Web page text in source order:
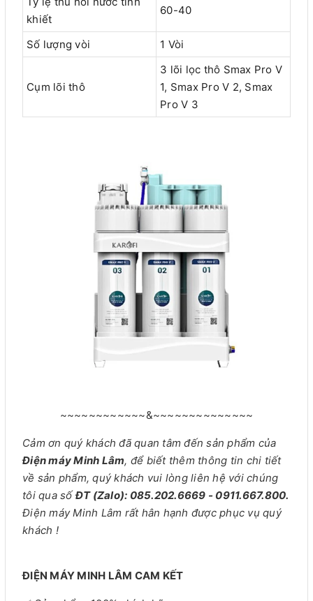
khiết
60-40
Số lượng vòi 1 Vòi
Cụm lõi thô
3 lõi lọc thô Smax Pro V
1, Smax Pro V 2, Smax
Pro V 3
~~~~~~~~~~~~&~~~~~~~~~~~~~~
Cảm ơn quý khách đã quan tâm đến sản phẩm của
Điện máy Minh Lâm, để biết thêm thông tin chi tiết
về sản phẩm, quý khách vui lòng liên hệ với chúng
tôi qua sốĐT (Zalo): 085.202.6669 - 0911.667.800.
Điện máy Minh Lâm rất hân hạnh được phục vụ quý
khách !
ĐIỆN MÁY MINH LÂM CAM KẾT